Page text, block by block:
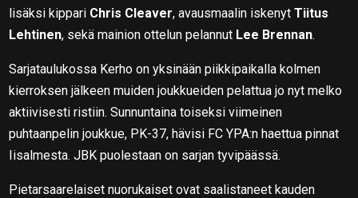
lisäksi kippari Chris Cleaver, avausmaalin iskenytTiitus
Lehtinen, sekä mainion ottelun pelannut Lee Brennan.
Sarjataulukossa Kerho on yksinään piikkipaikalla kolmen
kierroksen jälkeen muiden joukkueiden pelattua jo nyt melko
aktiivisesti ristiin. Sunnuntaina toiseksi viimeinen
puhtaanpelin joukkue, PK-37, hävisi FC YPA:n haettua pinnat
Iisalmesta. JBK puolestaan on sarjan tyvipäässä.
Pietarsaarelaiset nuorukaiset ovat saalistaneet kauden